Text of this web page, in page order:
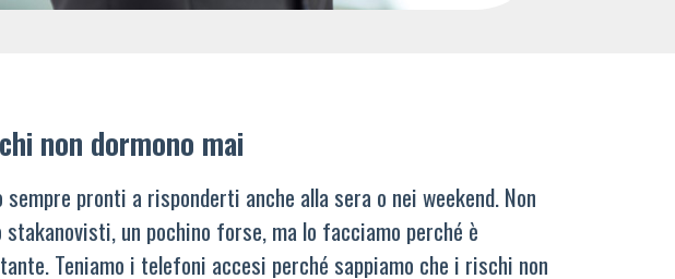
non dormono mai
sempre pronti a risponderti anche alla sera o nei weekend. Non
stakanovisti, un pochino forse, ma lo facciamo perché è
Teniamo i telefoni accesi perché sappiamo che i rischi non